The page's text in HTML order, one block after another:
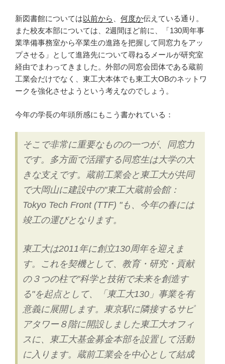
新図書館については以前から 、 何度か伝えている通り。
また校友本部については、2週間ほど前に、「130周年事
業準備事務室から卒業生の進路を把握して同窓力をアッ
プさせる」として進路先について尋ねるメールが研究室
経由でまわってきました。外部の同窓会団体である蔵前
工業会だけでなく、東工大本体でも東工大OBのネットワ
ークを強化させようという考えなのでしょう。
今年の学長の年頭所感にもこう書かれている：
そこで非常に重要なものの一つが、同窓力
です。多方面で活躍する同窓生は大学の大
きな支えです。蔵前工業会と東工大が共同
で大岡山に建設中の"東工大蔵前会館：
Tokyo Tech Front (TTF) "も、今年の春には
竣工の運びとなります。
東工大は2011年に創立130周年を迎えま
す。これを契機として、教育・研究・貢献
の３つの柱で"科学と技術で未来を創造す
る"を起点として、「東工大130」事業を有
意義に展開します。東京駅に隣接するサピ
アタワー８階に開設しました東工大オフィ
スに、東工大基金募金本部を設置して活動
に入ります。蔵前工業会を中心として結成